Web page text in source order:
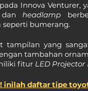
Innova Venturer,
dan headlamp
seperti bumerang.
tampilan yang
tambahan
fitur LED
inilah daftar tipe